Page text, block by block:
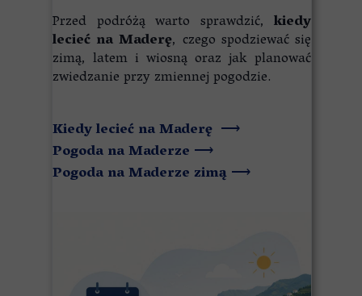
Przed podróżą warto sprawdzić, kiedy
lecieć na Maderę, czego spodziewać się
zimą, latem i wiosną oraz jak planować
zwiedzanie przy zmiennej pogodzie.
Kiedy lecieć na Maderę ⟶
Pogoda na Maderze ⟶
Pogoda na Maderze zimą ⟶